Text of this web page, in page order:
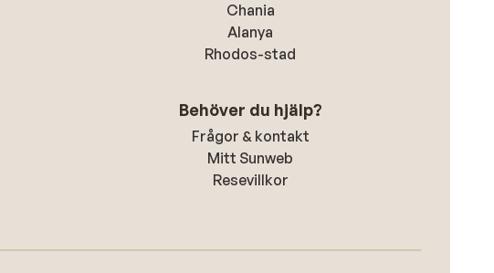
Chania
Alanya
Rhodos-stad
Behöver du hjälp?
Frågor & kontakt
Mitt Sunweb
Resevillkor